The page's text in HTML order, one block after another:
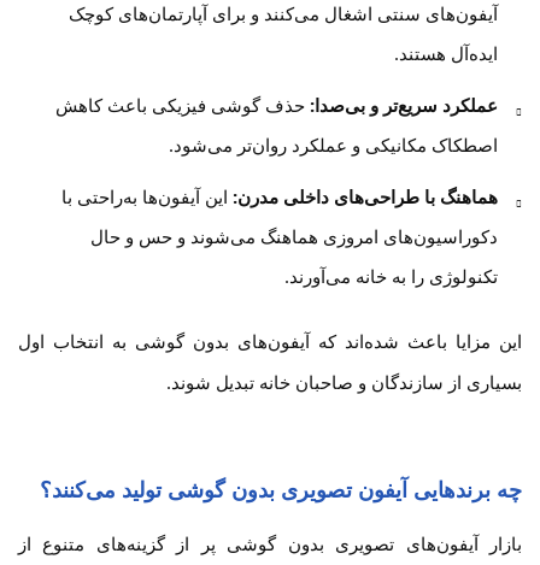
آیفون‌های سنتی اشغال می‌کنند و برای آپارتمان‌های کوچک
ایده‌آل هستند.
عملکرد سریع‌تر و بی‌صدا: حذف گوشی فیزیکی باعث کاهش
اصطکاک مکانیکی و عملکرد روان‌تر می‌شود.
هماهنگ با طراحی‌های داخلی مدرن: این آیفون‌ها به‌راحتی با
دکوراسیون‌های امروزی هماهنگ می‌شوند و حس و حال
تکنولوژی را به خانه می‌آورند.
این مزایا باعث شده‌اند که آیفون‌های بدون گوشی به انتخاب اول
بسیاری از سازندگان و صاحبان خانه تبدیل شوند.
چه برندهایی آیفون تصویری بدون گوشی تولید می‌کنند؟
بازار آیفون‌های تصویری بدون گوشی پر از گزینه‌های متنوع از